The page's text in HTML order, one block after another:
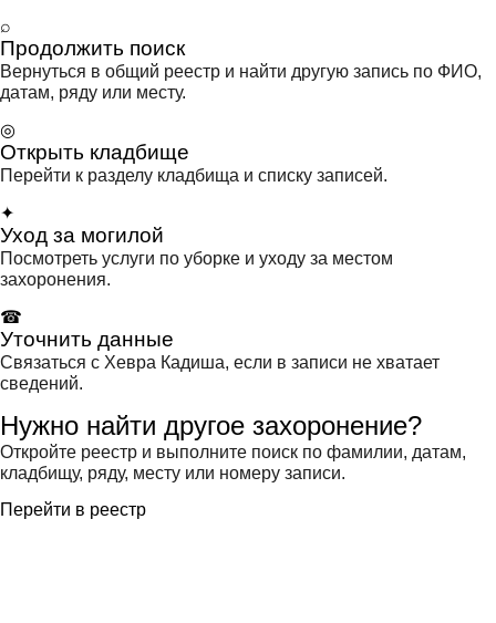
⌕
Продолжить поиск
Вернуться в общий реестр и найти другую запись по ФИО,
датам, ряду или месту.
◎
Открыть кладбище
Перейти к разделу кладбища и списку записей.
✦
Уход за могилой
Посмотреть услуги по уборке и уходу за местом
захоронения.
☎
Уточнить данные
Связаться с Хевра Кадиша, если в записи не хватает
сведений.
Нужно найти другое захоронение?
Откройте реестр и выполните поиск по фамилии, датам,
кладбищу, ряду, месту или номеру записи.
Перейти в реестр